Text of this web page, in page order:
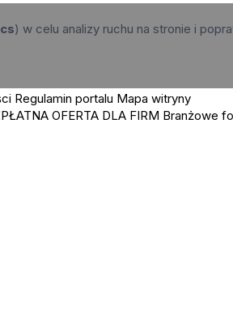
) w celu analizy ruchu na stronie i
Regulamin portalu Mapa witryny
OFERTA DLA FIRM Branżowe